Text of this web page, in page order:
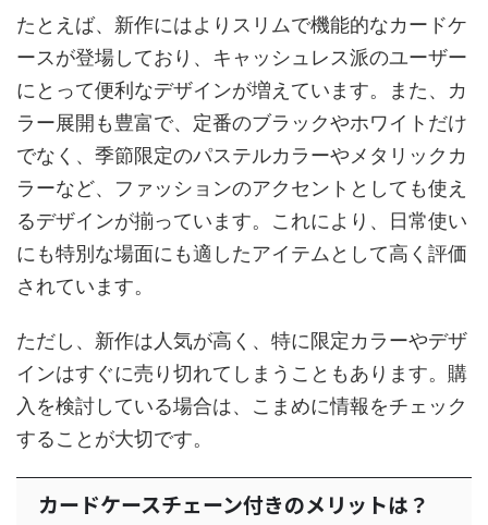
たとえば、新作にはよりスリムで機能的なカードケ
ースが登場しており、キャッシュレス派のユーザー
にとって便利なデザインが増えています。また、カ
ラー展開も豊富で、定番のブラックやホワイトだけ
でなく、季節限定のパステルカラーやメタリックカ
ラーなど、ファッションのアクセントとしても使え
るデザインが揃っています。これにより、日常使い
にも特別な場面にも適したアイテムとして高く評価
されています。
ただし、新作は人気が高く、特に限定カラーやデザ
インはすぐに売り切れてしまうこともあります。購
入を検討している場合は、こまめに情報をチェック
することが大切です。
カードケースチェーン付きのメリットは？